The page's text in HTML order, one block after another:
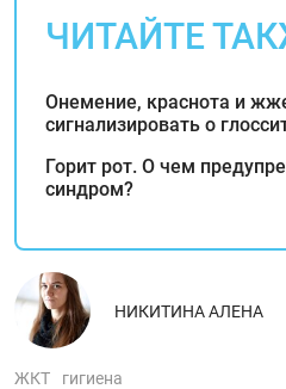
ЧИТАЙТЕ
Онемение, краснота и
сигнализировать о
Горит рот. О чем
синдром?
НИКИТИНА АЛЕНА
ЖКТ гигиена